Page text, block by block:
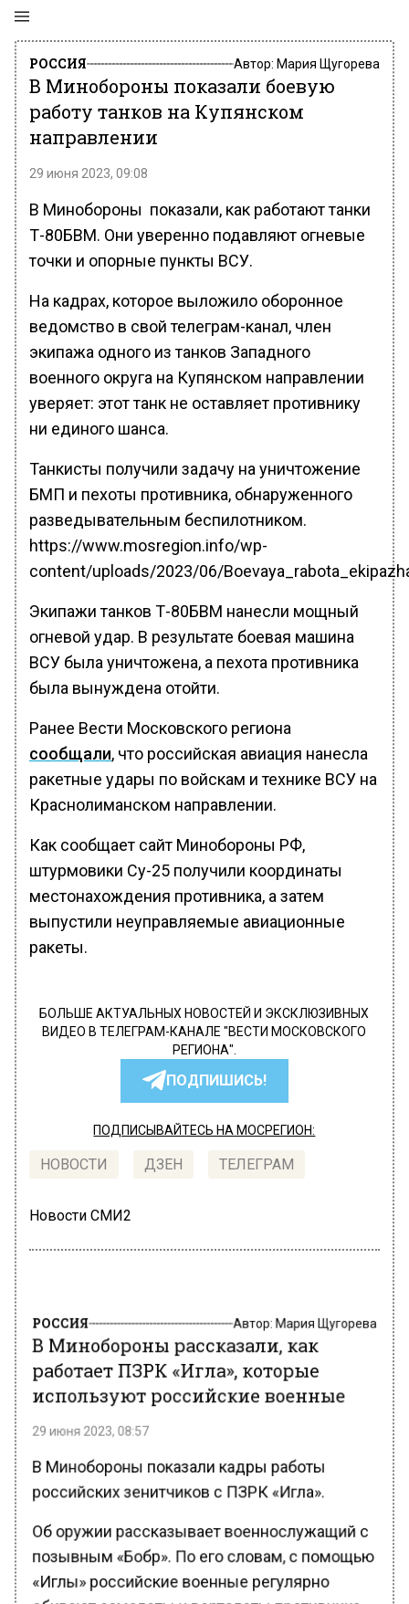
РОССИЯ Автор: Мария Щугорева
В Минобороны показали боевую
работу танков на Купянском
направлении
29 июня 2023, 09:08
В Минобороны показали, как работают танки
Т-80БВМ. Они уверенно подавляют огневые
точки и опорные пункты ВСУ.
На кадрах, которое выложило оборонное
ведомство в свой телеграм-канал, член
экипажа одного из танков Западного
военного округа на Купянском направлении
уверяет: этот танк не оставляет противнику
ни единого шанса.
Танкисты получили задачу на уничтожение
БМП и пехоты противника, обнаруженного
разведывательным беспилотником.
https://www.mosregion.info/wp-
content/uploads/2023/06/
Экипажи танков Т-80БВМ нанесли мощный
огневой удар. В результате боевая машина
ВСУ была уничтожена, а пехота противника
была вынуждена отойти.
Ранее Вести Московского региона
сообщали, что российская авиация нанесла
ракетные удары по войскам и технике ВСУ на
Краснолиманском направлении.
Как сообщает сайт Минобороны РФ,
штурмовики Су-25 получили координаты
местонахождения противника, а затем
выпустили неуправляемые авиационные
ракеты.
БОЛЬШЕ АКТУАЛЬНЫХ НОВОСТЕЙ И ЭКСКЛЮЗИВНЫХ
ВИДЕО В ТЕЛЕГРАМ-КАНАЛЕ "ВЕСТИ МОСКОВСКОГО
РЕГИОНА".
ПОДПИШИСЬ!
ПОДПИСЫВАЙТЕСЬ НА МОСРЕГИОН:
НОВОСТИ ДЗЕН ТЕЛЕГРАМ
Новости СМИ2
В Минобороны рассказали, как
работает ПЗРК «Игла», которые
используют российские военные
В Минобороны показали кадры работы
российских зенитчиков с ПЗРК «Игла».
Об оружии рассказывает военнослужащий с
позывным «Бобр». По его словам, с помощью
«Иглы» российские военные регулярно
сбивают самолеты и вертолеты противника.